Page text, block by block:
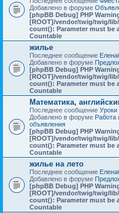
Добавлено в форуме
[phpBB Debug] PHP
[ROOT]/vendor/twig/twig/
count(): Parameter must be
Countable
жилье
Последнее сообщение
Добавлено в форуме
[phpBB Debug] PHP
[ROOT]/vendor/twig/twig/
count(): Parameter must be
Countable
Математика,
Последнее сообщение Уроки
Добавлено в форуме Работа
объявления
[phpBB Debug] PHP
[ROOT]/vendor/twig/twig/
count(): Parameter must be
Countable
жилье на лето
Последнее сообщение
Добавлено в форуме
[phpBB Debug] PHP
[ROOT]/vendor/twig/twig/
count(): Parameter must be
Countable